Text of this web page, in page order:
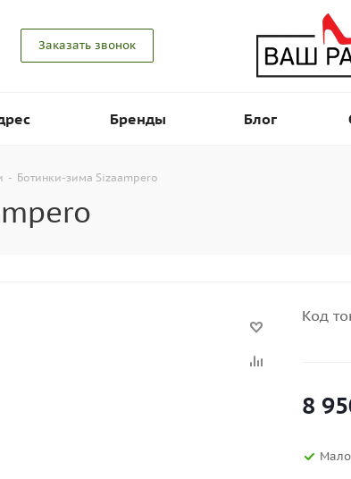
Заказать звонок
Бренды Блог
- Ботинки-зима Sizaampero
Код
8
Мало